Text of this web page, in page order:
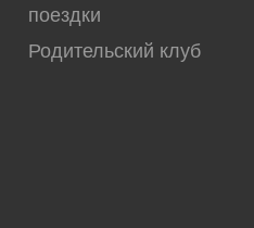
поездки
Родительский клуб